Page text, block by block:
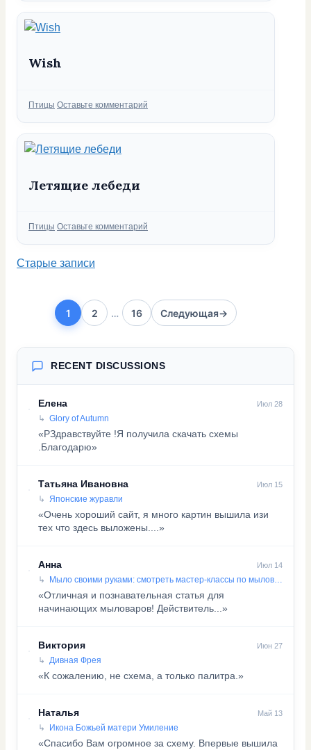
Wish
Рубрики
Птицы Оставьте комментарий
Летящие лебеди
Рубрики
Птицы Оставьте комментарий
Старые записи
Страница
1 Страница
2 … Страница
16 Следующая→
RECENT DISCUSSIONS
Елена Июл 28
Glory of Autumn
«PЗдравствуйте !Я получила скачать схемы
.Благодарю»
Татьяна Ивановна Июл 15
Японские журавли
«Очень хороший сайт, я много картин вышила изи
тех что здесь выложены....»
Анна Июл 14
Мыло своими руками: смотреть мастер-классы по мыловарению
«Отличная и познавательная статья для
начинающих мыловаров! Действитель...»
Виктория Июн 27
Дивная Фрея
«К сожалению, не схема, а только палитра.»
Наталья Май 13
Икона Божьей матери Умиление
«Спасибо Вам огромное за схему. Впервые вышила